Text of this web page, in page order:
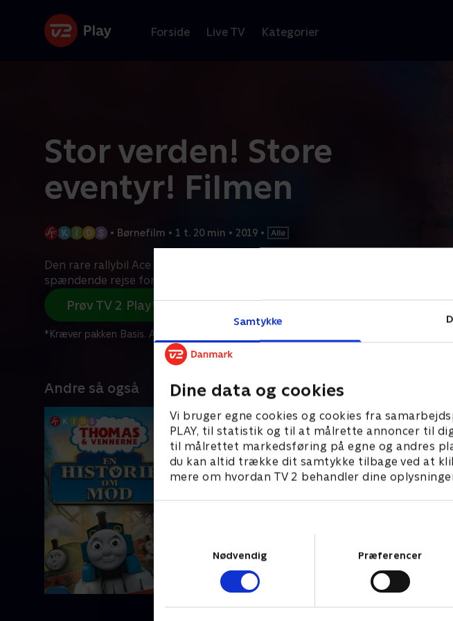
Samtykke
Dine data og cookies
Vi bruger egne cookies og cookies fra
PLAY, til statistik og til at målrette annoncer til
til målrettet markedsføring på egne og andres
du kan altid trække dit samtykke tilbage ved at
mere om hvordan TV 2 behandler dine
Nødvendig
Præferencer
Forside Live TV Kategorier
Stor verden! Store
eventyr! Filmen
• Børnefilm • 1 t. 20 min • 2019 •
Den rare rallybil Ace får Thomas til at tage ud på en lang og
spændende rejse for at se verden. I fuld fart ud over
Prøv TV 2 Play*
*Kræver pakken Basis. Administrer dit abonnement på Mit TV 2.
Andre så også